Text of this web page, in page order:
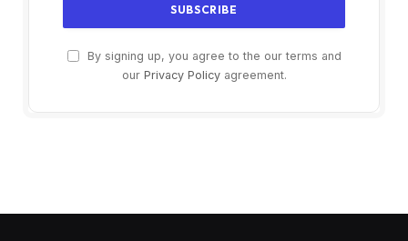
By signing up, you agree to the our terms and
our Privacy Policyagreement.